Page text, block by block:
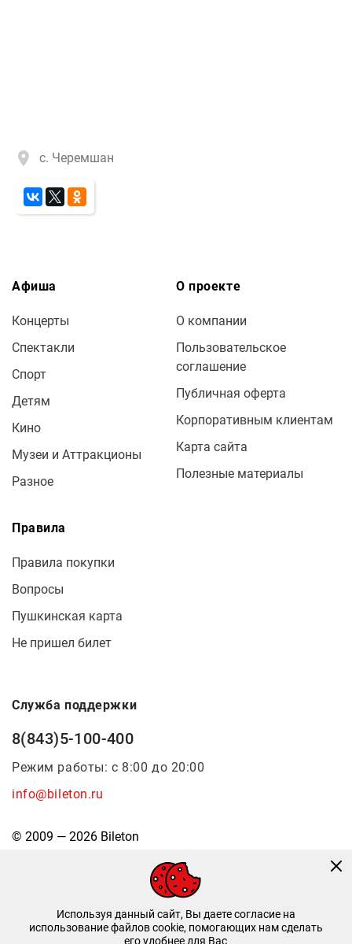
с. Черемшан
Афиша
Концерты
Спектакли
Спорт
Детям
Кино
Музеи и Аттракционы
Разное
О проекте
О компании
Пользовательское
соглашение
Публичная оферта
Корпоративным клиентам
Карта сайта
Полезные материалы
Правила
Правила покупки
Вопросы
Пушкинская карта
Не пришел билет
Служба поддержки
8(843)5-100-400
Режим работы: с 8:00 до 20:00
info@bileton.ru
© 2009 — 2026 Bileton
Используя данный сайт, Вы даете согласие на
использование файлов cookie, помогающих нам сделать
его удобнее для Вас